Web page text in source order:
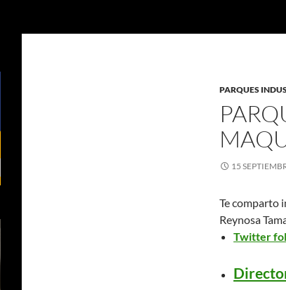
PARQUES
15
Te comparto
Reynosa
Twitter